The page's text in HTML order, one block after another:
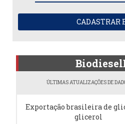
CADASTRAR
ÚLTIMAS ATUALIZAÇÕES DE
Exportação brasileira de
glicerol